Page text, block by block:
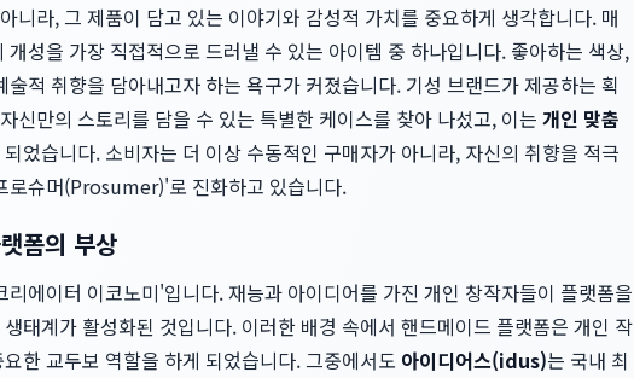
니라, 그 제품이 담고 있는 이야기와 감성적 가치를 중요하게 생각합니다. 매
성을 가장 직접적으로 드러낼 수 있는 아이템 중 하나입니다. 좋아하는 색상,
적 취향을 담아내고자 하는 욕구가 커졌습니다. 기성 브랜드가 제공하는 획
신만의 스토리를 담을 수 있는 특별한 케이스를 찾아 나섰고, 이는 개인 맞춤
었습니다. 소비자는 더 이상 수동적인 구매자가 아니라, 자신의 취향을 적극
로슈머(Prosumer)'로 진화하고 있습니다.
폼의 부상
에이터 이코노미'입니다. 재능과 아이디어를 가진 개인 창작자들이 플랫폼을
태계가 활성화된 것입니다. 이러한 배경 속에서 핸드메이드 플랫폼은 개인 작
한 교두보 역할을 하게 되었습니다. 그중에서도 아이디어스(idus)는 국내 최